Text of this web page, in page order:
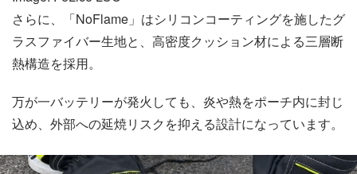
さらに、「NoFlame」はシリコンコーティングを施したグ
ラスファイバー生地と、高密度クッション材による三層断
熱構造を採用。
万が一バッテリーが発火しても、炎や熱をポーチ内に封じ
込め、外部への延焼リスクを抑える設計になっています。